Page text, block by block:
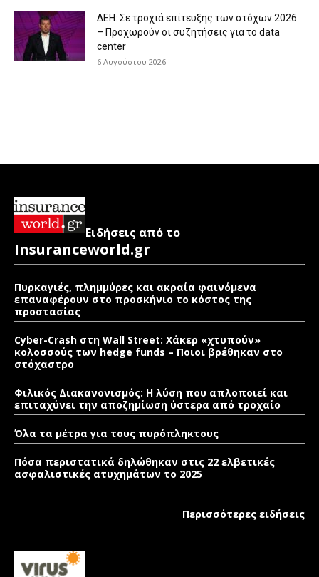
ΔΕΗ: Σε τροχιά επίτευξης των στόχων 2026
– Προχωρούν οι συζητήσεις για το data
center
6 Αυγούστου 2026
Ειδήσεις από το
Insuranceworld.gr
Πυρκαγιές, πλημμύρες και ακραία φαινόμενα
επαναφέρουν στο προσκήνιο το κόστος της
προστασίας
Cyber-Crash στη Wall Street: Χάκερ «χτυπούν»
κολοσσούς των hedge funds – Ποιοι βρέθηκαν στο
στόχαστρο
Φιλικός Διακανονισμός: Η λύση που απλοποιεί και
επιταχύνει την αποζημίωση ύστερα από τροχαίο
Όλα τα μέτρα για τους πυρόπληκτους
Πόσα περιστατικά δηλώθηκαν στις 22 ελβετικές
ασφαλιστικές ατυχημάτων το 2025
Περισσότερες ειδήσεις